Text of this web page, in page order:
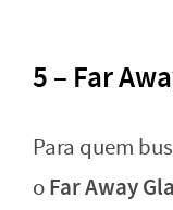
5 – Far
Para quem
oFar Away